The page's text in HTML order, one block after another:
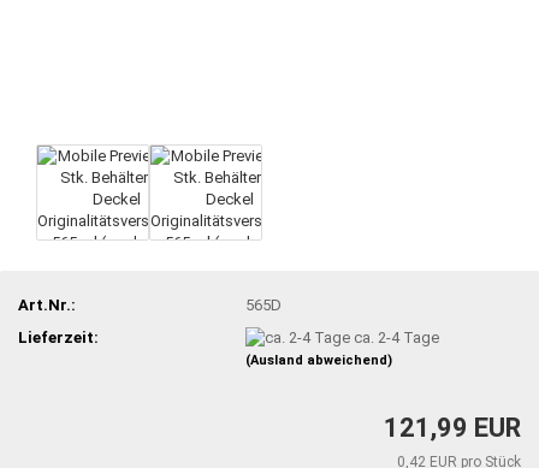
Art.Nr.:
565D
Lieferzeit:
ca. 2-4 Tage
(Ausland abweichend)
121,99 EUR
0,42 EUR pro Stück